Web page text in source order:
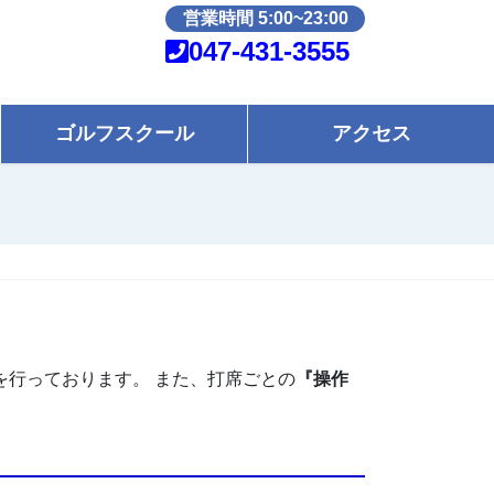
営業時間 5:00~23:00
047-431-3555
ゴルフスクール アクセス
っております。 また、打席ごとの 『操作